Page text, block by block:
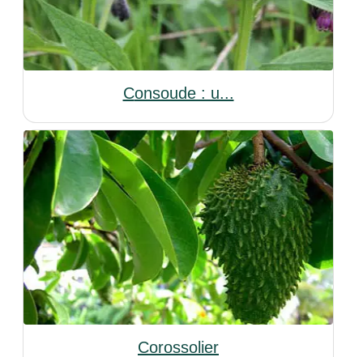
Consoude : u...
Corossolier